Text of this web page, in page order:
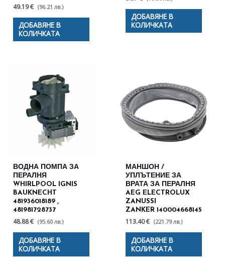
49.19 € (96.21 лв.)
ДОБАВЯНЕ В
КОЛИЧКАТА
ДОБАВЯНЕ В
КОЛИЧКАТА
ВОДНА ПОМПА ЗА
ПЕРАЛНЯ
WHIRLPOOL IGNIS
BAUKNECHT
481936018189 ,
481981728737
48.88 € (95.60 лв.)
ДОБАВЯНЕ В
КОЛИЧКАТА
МАНШОН /
УПЛЪТЕНИЕ ЗА
ВРАТА ЗА ПЕРАЛНЯ
AEG ELECTROLUX
ZANUSSI
ZANKER 140004668145
113.40 € (221.79 лв.)
ДОБАВЯНЕ В
КОЛИЧКАТА